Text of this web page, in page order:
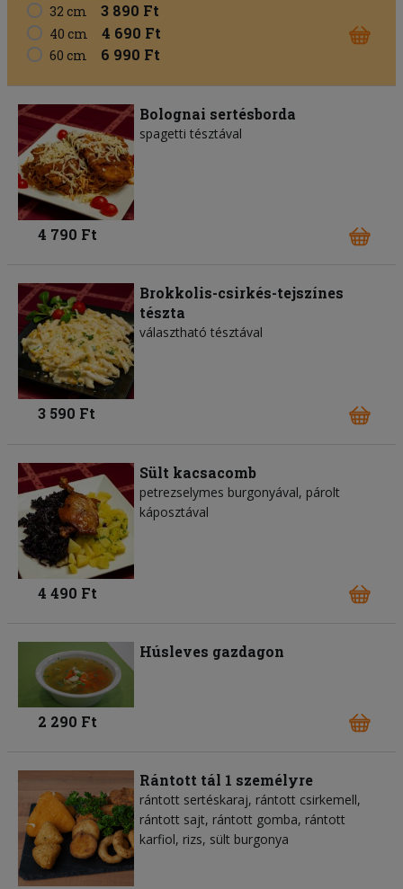
32 cm 3 890 Ft
40 cm 4 690 Ft
60 cm 6 990 Ft
Bolognai sertésborda
spagetti tésztával
4 790 Ft
Brokkolis-csirkés-tejszínes
tészta
választható tésztával
3 590 Ft
Sült kacsacomb
petrezselymes burgonyával, párolt
káposztával
4 490 Ft
Húsleves gazdagon
2 290 Ft
Rántott tál 1 személyre
rántott sertéskaraj, rántott csirkemell,
rántott sajt, rántott gomba, rántott
karfiol, rizs, sült burgonya